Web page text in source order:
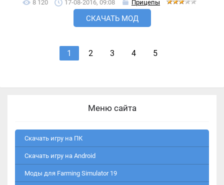
8 120 17-08-2016, 09:08 Прицепы
СКАЧАТЬ МОД
1 2 3 4 5
Меню сайта
Скачать игру на ПК
Скачать игру на Android
Моды для Farming Simulator 19